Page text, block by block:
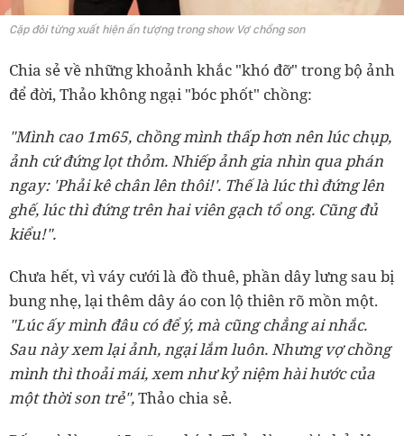
Cặp đôi từng xuất hiện ấn tượng trong show Vợ chồng son
Chia sẻ về những khoảnh khắc "khó đỡ" trong bộ ảnh
để đời, Thảo không ngại "bóc phốt" chồng:
"Mình cao 1m65, chồng mình thấp hơn nên lúc chụp,
ảnh cứ đứng lọt thỏm. Nhiếp ảnh gia nhìn qua phán
ngay: 'Phải kê chân lên thôi!'. Thế là lúc thì đứng lên
ghế, lúc thì đứng trên hai viên gạch tổ ong. Cũng đủ
kiểu!".
Chưa hết, vì váy cưới là đồ thuê, phần dây lưng sau bị
bung nhẹ, lại thêm dây áo con lộ thiên rõ mồn một.
"Lúc ấy mình đâu có để ý, mà cũng chẳng ai nhắc.
Sau này xem lại ảnh, ngại lắm luôn. Nhưng vợ chồng
mình thì thoải mái, xem như kỷ niệm hài hước của
một thời son trẻ",Thảo chia sẻ.